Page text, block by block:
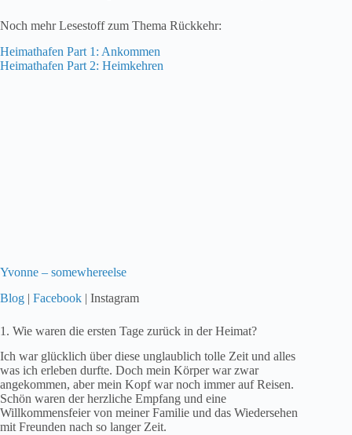
Noch mehr Lesestoff zum Thema Rückkehr:
Heimathafen Part 1: Ankommen
Heimathafen Part 2: Heimkehren
Yvonne – somewhereelse
Blog | Facebook | Instagram
1. Wie waren die ersten Tage zurück in der Heimat?
Ich war glücklich über diese unglaublich tolle Zeit und alles
was ich erleben durfte. Doch mein Körper war zwar
angekommen, aber mein Kopf war noch immer auf Reisen.
Schön waren der herzliche Empfang und eine
Willkommensfeier von meiner Familie und das Wiedersehen
mit Freunden nach so langer Zeit.